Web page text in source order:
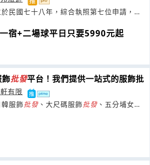
民國七十八年，綜合執照第七位申請，品
宿+二場球平日只要5990元起
飾批發平台！我們提供一站式的服飾批
有限
服飾批發、大尺碼服飾批發、五分埔女裝